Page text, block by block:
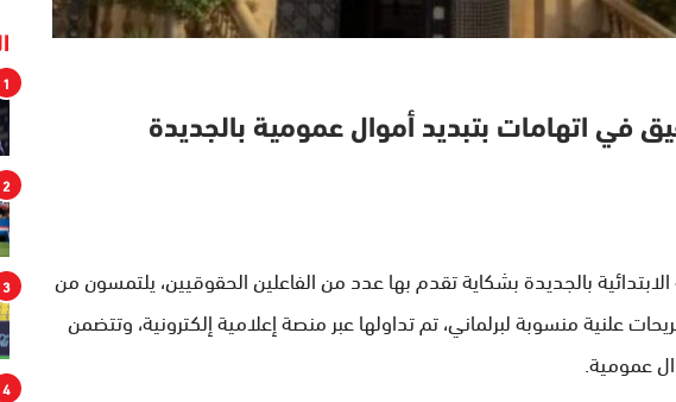
في اتهامات بتبديد أموال عمومية بالجديدة
بالجديدة بشكاية تقدم بها عدد من الفاعلين الحقوقيين، يلتمسون من
علنية منسوبة لبرلماني، تم تداولها عبر منصة إعلامية إلكترونية، وتتضمن
عمومية.
1
2
3
4